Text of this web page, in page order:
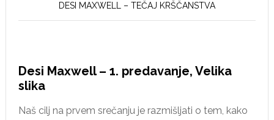
DESI MAXWELL – TEČAJ KRŠČANSTVA
Desi Maxwell – 1. predavanje, Velika
slika
Naš cilj na prvem srečanju je razmišljati o tem, kako